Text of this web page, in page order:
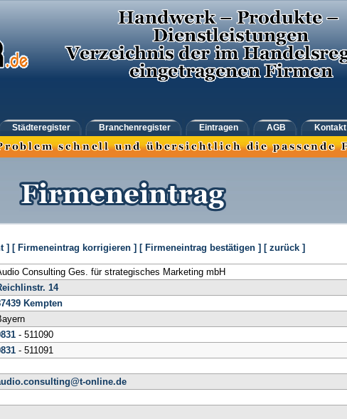
Städteregister Branchenregister Eintragen AGB Kontakt
] [ Firmeneintrag korrigieren ] [ Firmeneintrag bestätigen ] [ zurück ]
Consulting Ges. für strategisches Marketing mbH
14
Kempten
- 511090
- 511091
online.de